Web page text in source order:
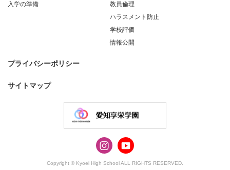
入学の準備
教員倫理
ハラスメント防止
学校評価
情報公開
プライバシーポリシー
サイトマップ
Copyright © Kyoei High School ALL RIGHTS RESERVED.